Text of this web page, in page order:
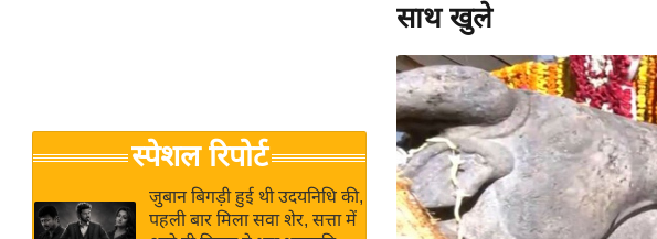
Breaking
News in
Hindi
जगत
राय
स्पेशल रिपोर्ट
जुबान बिगड़ी हुई थी उदयनिधि की,
पहली बार मिला सवा शेर, सत्ता में
साथ खुले